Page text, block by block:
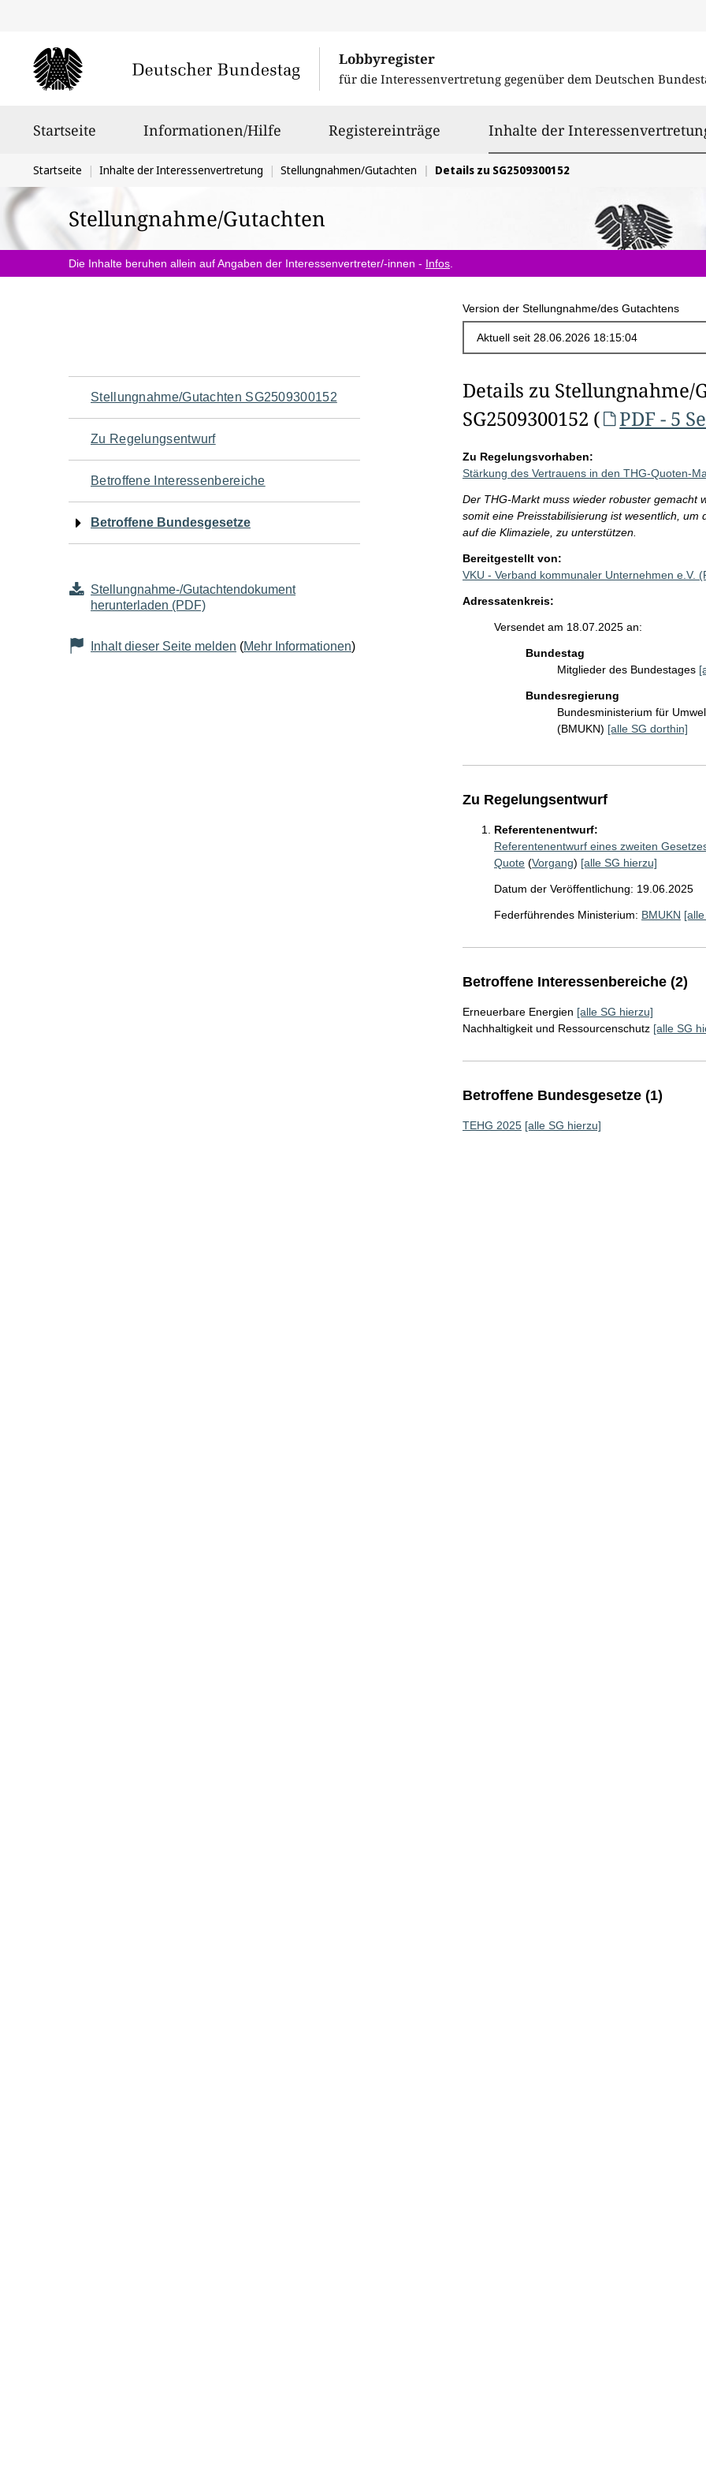
Lobbyregister
für die Interessenvertretung gegenüber dem Deutschen
Startseite Informationen/Hilfe Registereinträge Inhalte der
Sie
befinden
sich
hier:
Startseite Inhalte der Interessenvertretung Stellungnahmen/Gutachten Details zu SG2509300152
Stellungnahme/Gutachten
Die Inhalte beruhen allein auf Angaben der Interessenvertreter/-innen - Infos
Version der Stellungnahme/des Gutachtens
Navigation
für
den
Seiteninhalt
Stellungnahme/Gutachten SG2509300152
Zu Regelungsentwurf
Betroffene Interessenbereiche
Betroffene Bundesgesetze
Stellungnahme-/Gutachtendokument
herunterladen (PDF)
Inhalt dieser Seite melden (Mehr Informationen)
Details zu Stellungnahme/
SG2509300152 (
PDF - 5
Zu Regelungsvorhaben:
Stärkung des Vertrauens in den THG-Quoten-
Der THG-Markt muss wieder robuster gemacht
somit eine Preisstabilisierung ist wesentlich,
auf die Klimaziele, zu unterstützen.
Bereitgestellt von:
VKU - Verband kommunaler Unternehmen e.V.
Adressatenkreis:
Versendet am 18.07.2025 an:
Bundestag
Mitglieder des Bundestages
Bundesregierung
Bundesministerium für
(BMUKN) [alle SG dorthin]
Zu Regelungsentwurf
Referentenentwurf:
Referentenentwurf eines zweiten
Quote(Vorgang) [alle SG hierzu]
Datum der Veröffentlichung: 19.06.2025
Federführendes Ministerium: BMUKN
Betroffene Interessenbereiche (2)
Erneuerbare Energien [alle SG hierzu]
Nachhaltigkeit und Ressourcenschutz [alle SG
Betroffene Bundesgesetze (1)
TEHG 2025 [alle SG hierzu]